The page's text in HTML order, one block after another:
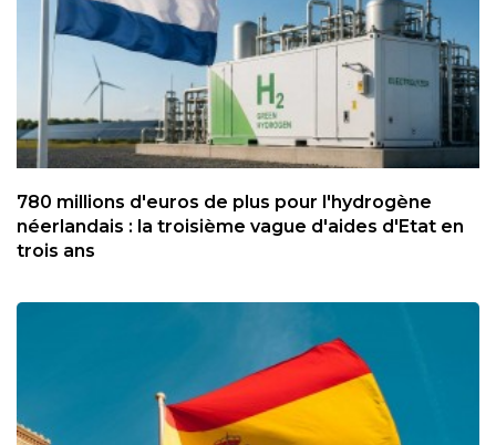
780 millions d'euros de plus pour l'hydrogène
néerlandais : la troisième vague d'aides d'Etat en
trois ans